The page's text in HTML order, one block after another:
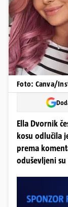
Foto: Canva/
Ella Dvornik
kosu odlučila
prema
oduševljeni